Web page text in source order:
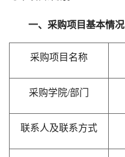
一、采购项目基本情况
采购项目名称
采购学院/部门
联系人及联系方式